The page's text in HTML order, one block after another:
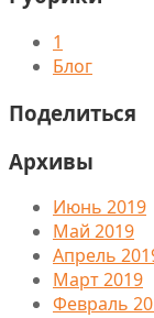
1
Блог
Поделиться
Архивы
Июнь 2019
Май 2019
Апрель
Март 2019
Февраль